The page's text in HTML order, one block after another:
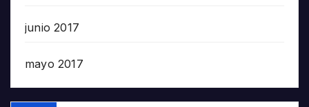
junio 2017
mayo 2017